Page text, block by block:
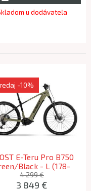
u dodávateľa
E-Teru Pro B750
Black - L (178-
190cm) 2024
-10%
4 299 €
3 849 €